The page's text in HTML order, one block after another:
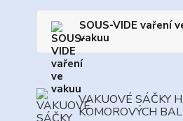
SOUS-VIDE vaření
vakuu
VAKUOVÉ SÁČKY
KOMOROVÝCH